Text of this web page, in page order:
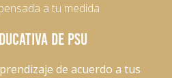
a tu medida
DE PSU
de acuerdo a tus